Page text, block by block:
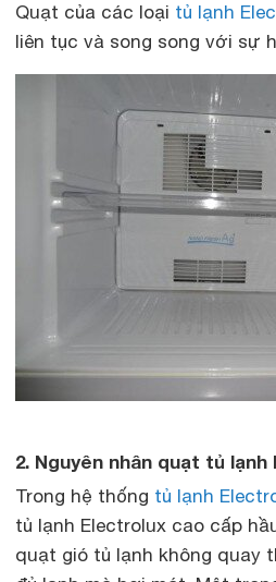
Quạt của các loại tủ lạnh
liên tục và song song với sự
2. Nguyên nhân quạt tủ
Trong hệ thống tủ lạnh
tủ lạnh Electrolux cao cấp
quạt gió tủ lạnh không quay